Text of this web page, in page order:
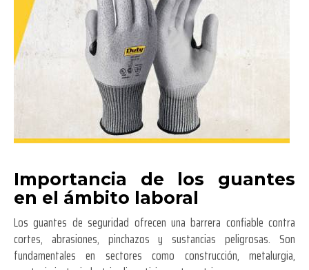
Importancia de los guantes
en el ámbito laboral
Los guantes de seguridad ofrecen una barrera confiable contra
cortes, abrasiones, pinchazos y sustancias peligrosas. Son
fundamentales en sectores como construcción, metalurgia,